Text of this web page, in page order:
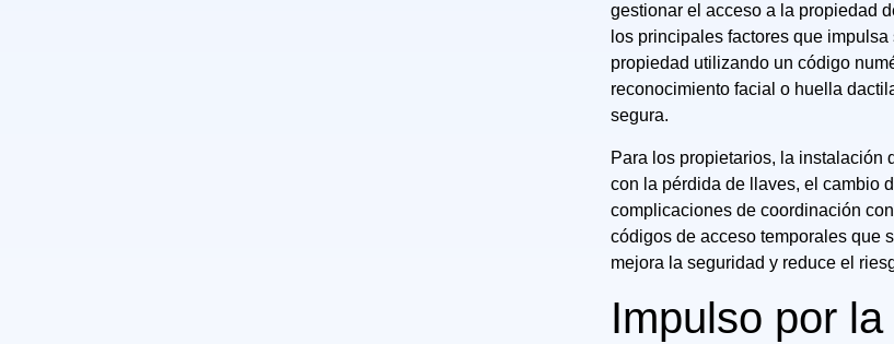
gestionar el acceso a la propiedad
los principales factores que
propiedad utilizando un código
reconocimiento facial o huella
segura.
Para los propietarios, la instalación
con la pérdida de llaves, el cambio
complicaciones de coordinación
códigos de acceso temporales que
mejora la seguridad y reduce el
Impulso por